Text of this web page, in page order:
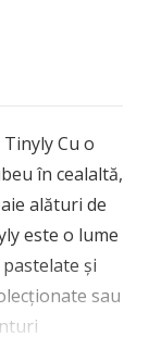
Cu o
în cealaltă,
alături de
este o lume
și
sau